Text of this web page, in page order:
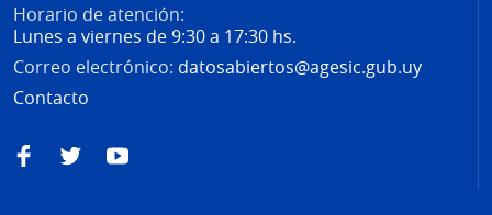
Horario de atención:
Lunes a viernes de 9:30 a 17:30 hs.
Correo electrónico: datosabiertos@agesic.gub.uy
Contacto
FacebookTwitterYouTube